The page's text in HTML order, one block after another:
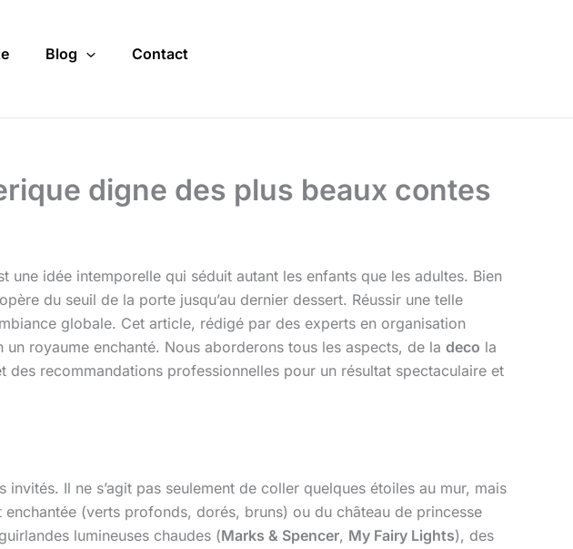
Blog Contact
digne des plus beaux contes
idée intemporelle qui séduit autant les enfants que les adultes. Bien
du seuil de la porte jusqu’au dernier dessert. Réussir une telle
globale. Cet article, rédigé par des experts en organisation
royaume enchanté. Nous aborderons tous les aspects, de la deco la
des recommandations professionnelles pour un résultat spectaculaire et
Il ne s’agit pas seulement de coller quelques étoiles au mur, mais
(verts profonds, dorés, bruns) ou du château de princesse
lumineuses chaudes (Marks & Spencer, My Fairy Lights), des